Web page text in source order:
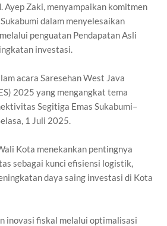
Ayep Zaki, menyampaikan komitmen
dalam menyelesaikan
penguatan Pendapatan Asli
investasi.
acara Saresehan West Java
2025 yang mengangkat tema
Segitiga Emas Sukabumi–
1 Juli 2025.
Kota menekankan pentingnya
sebagai kunci efisiensi logistik,
daya saing investasi di Kota
inovasi fiskal melalui optimalisasi